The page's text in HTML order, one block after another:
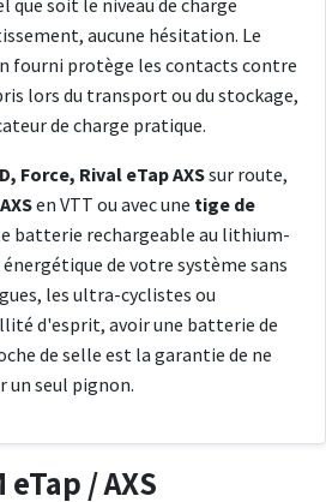
que soit le niveau de charge
aucune hésitation. Le
fourni protège les contacts contre
lors du transport ou du stockage,
de charge pratique.
Force, Rival eTap AXSsur route,
en VTT ou avec une tige de
batterie rechargeable au lithium-
de votre système sans
les ultra-cyclistes ou
d'esprit, avoir une batterie de
de selle est la garantie de ne
un seul pignon.
/ AXS